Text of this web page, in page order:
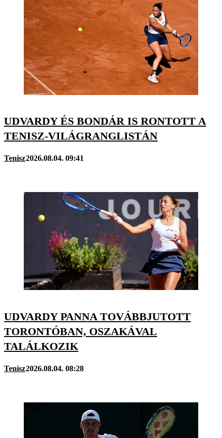
UDVARDY ÉS BONDÁR IS RONTOTT A
TENISZ-VILÁGRANGLISTÁN
Tenisz2026.08.04. 09:41
UDVARDY PANNA TOVÁBBJUTOTT
TORONTÓBAN, OSZAKÁVAL
TALÁLKOZIK
Tenisz2026.08.04. 08:28